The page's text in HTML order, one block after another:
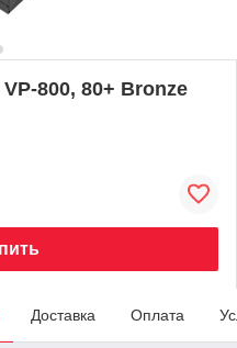
800, 80+ Bronze
Доставка Оплата